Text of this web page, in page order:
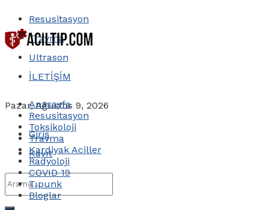
Resusitasyon
Travma
Ultrason
İLETİŞİM
Pazar, Ağustos 9, 2026
Giriş
Kayıt
Anasayfa
Resusitasyon
Toksikoloji
Travma
Kardiyak Aciller
Radyoloji
COVID 19
Tıpunk
Bloglar